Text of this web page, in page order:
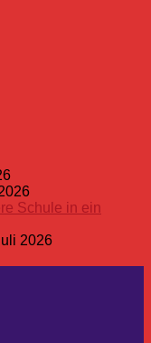
Schule in ein
2026